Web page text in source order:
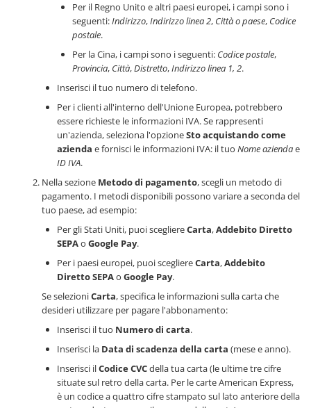
Per il Regno Unito e altri paesi europei, i campi sono i
seguenti:Indirizzo,Indirizzo linea 2, Città o paese, Codice
postale.
Per la Cina, i campi sono i seguenti: Codice postale,
Provincia, Città,Distretto,Indirizzo linea 1, 2.
Inserisci il tuo numero di telefono.
Per i clienti all'interno dell'Unione Europea, potrebbero
essere richieste le informazioni IVA. Se rappresenti
un'azienda, seleziona l'opzioneSto acquistando come
azienda e fornisci le informazioni IVA: il tuo Nome aziendae
ID IVA.
Nella sezione Metodo di pagamento, scegli un metodo di
pagamento. I metodi disponibili possono variare a seconda del
tuo paese, ad esempio:
Per gli Stati Uniti, puoi scegliereCarta,Addebito Diretto
SEPAo Google Pay.
Per i paesi europei, puoi scegliereCarta,Addebito
Diretto SEPAo Google Pay.
Se selezioniCarta, specifica le informazioni sulla carta che
desideri utilizzare per pagare l'abbonamento:
Inserisci il tuo Numero di carta.
Inserisci la Data di scadenza della carta (mese e anno).
Inserisci ilCodice CVCdella tua carta (le ultime tre cifre
situate sul retro della carta. Per le carte American Express,
è un codice a quattro cifre stampato sul lato anteriore della